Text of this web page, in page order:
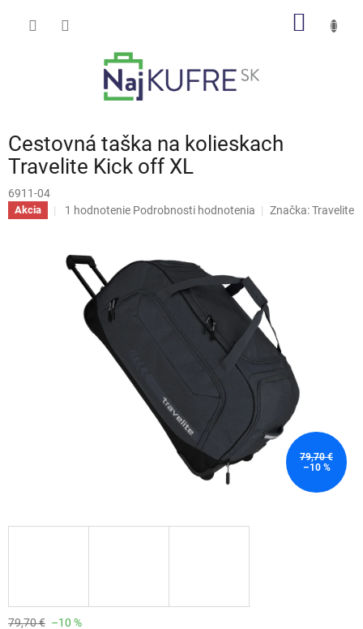
Cestovná taška na kolieskach
Travelite Kick off XL
6911-04
Akcia
Priemerné
je
5,0
hviezdičiek.
1 hodnotenie Podrobnosti hodnotenia Značka:Travelite
79,70 €
–10 %
79,70 € –10 %